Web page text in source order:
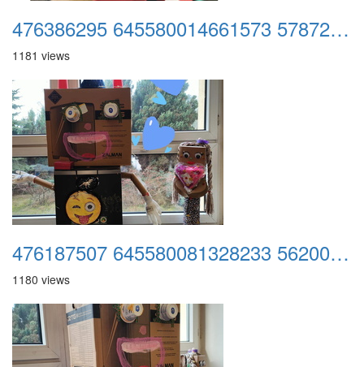
476386295 645580014661573 5787212781279401169 n
1181 views
476187507 645580081328233 5620032235461938247 n
1180 views